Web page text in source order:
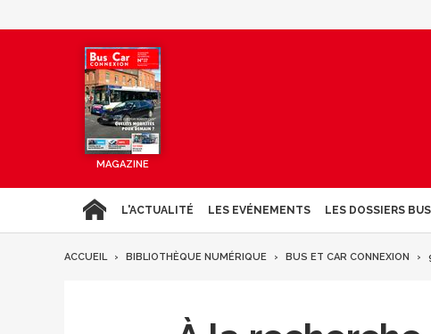
MAGAZINE
L'ACTUALITÉ LES EVÉNEMENTS LES DOSSIERS
ACCUEIL BIBLIOTHÈQUE NUMÉRIQUE BUS ET CAR CONNEXION